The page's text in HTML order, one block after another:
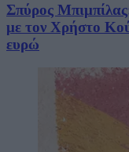
Σπύρος
με τον Χρήστο
ευρώ